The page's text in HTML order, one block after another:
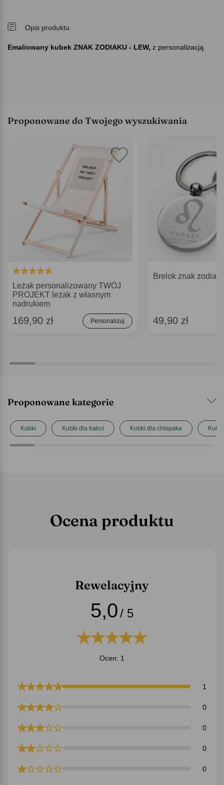
Opis produktu
Emaliowany kubek ZNAK ZODIAKU - LEW, z personalizacją.
Proponowane do Twojego wyszukiwania
Leżak personalizowany TWÓJ
PROJEKT leżak z własnym
nadrukiem
169,90 zł Personalizuj
Brelok znak
49,90 zł
Proponowane kategorie
Kubki Kubki dla babci Kubki dla chłopaka
Ocena produktu
Rewelacyjny
5,0/ 5
Ocen: 1
1
0
0
0
0